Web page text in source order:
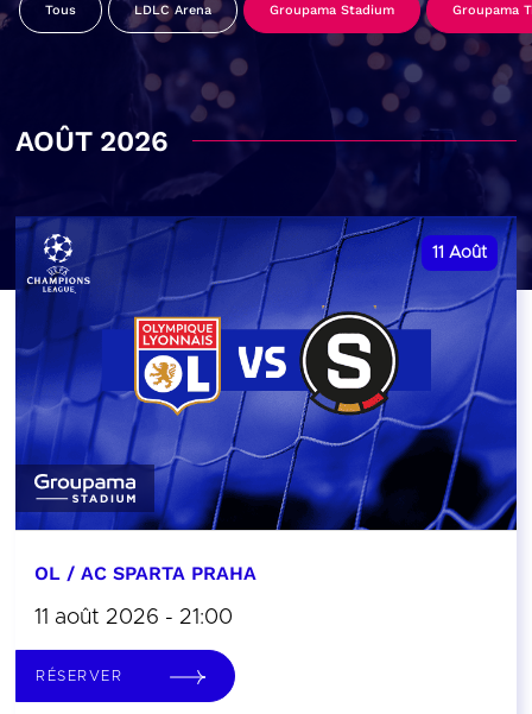
Tous LDLC Arena Groupama Stadium Groupama
AOÛT 2026
11 Août
OL / AC SPARTA PRAHA
11 août 2026 - 21:00
RÉSERVER